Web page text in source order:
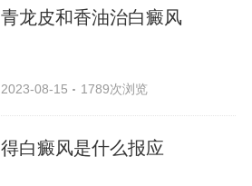
青龙皮和香油治白癜风
2023-08-15 1789次浏览
得白癜风是什么报应